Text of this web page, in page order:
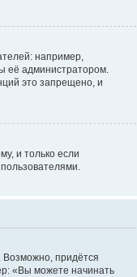
например,
её администратором.
это запрещено, и
и только если
придётся
«Вы можете начинать